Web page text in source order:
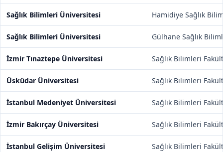
Sağlık Bilimleri Üniversitesi Hamidiye Sağlık
Sağlık Bilimleri Üniversitesi Gülhane Sağlık
İzmir Tınaztepe Üniversitesi Sağlık Bilimleri
Üsküdar Üniversitesi Sağlık Bilimleri
İstanbul Medeniyet Üniversitesi Sağlık Bilimleri
İzmir Bakırçay Üniversitesi Sağlık Bilimleri
İstanbul Gelişim Üniversitesi Sağlık Bilimleri